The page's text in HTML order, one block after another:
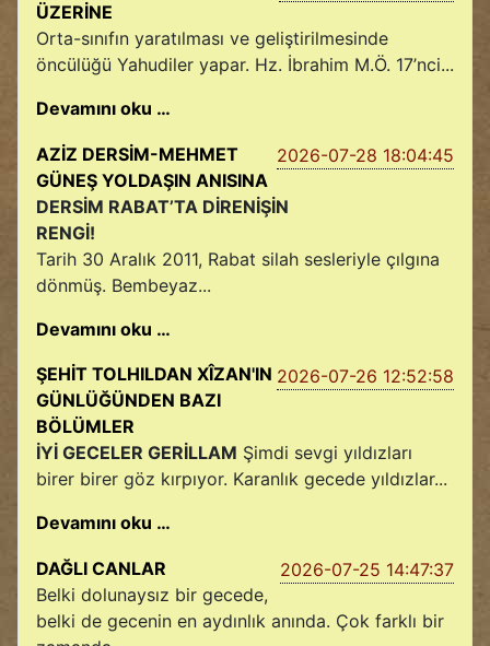
ÜZERİNE
Orta-sınıfın yaratılması ve geliştirilmesinde
öncülüğü Yahudiler yapar. Hz. İbrahim M.Ö. 17’nci...
Devamını oku …
2026-07-28 18:04:45
AZİZ DERSİM-MEHMET
GÜNEŞ YOLDAŞIN ANISINA
DERSİM RABAT’TA DİRENİŞİN
RENGİ!
Tarih 30 Aralık 2011, Rabat silah sesleriyle çılgına
dönmüş. Bembeyaz...
Devamını oku …
2026-07-26 12:52:58
ŞEHİT TOLHILDAN XÎZAN'IN
GÜNLÜĞÜNDEN BAZI
BÖLÜMLER
İYİ GECELER GERİLLAM Şimdi sevgi yıldızları
birer birer göz kırpıyor. Karanlık gecede yıldızlar...
Devamını oku …
2026-07-25 14:47:37
DAĞLI CANLAR
Belki dolunaysız bir gecede,
belki de gecenin en aydınlık anında. Çok farklı bir